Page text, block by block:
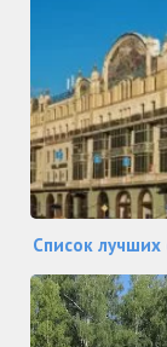
Список